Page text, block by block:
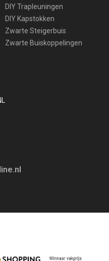
DIY Trapleuningen
DIY Kapstokken
Zwarte Steigerbuis
Zwarte Buiskoppelingen